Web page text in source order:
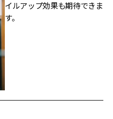
イルアップ効果も期待できま
す。